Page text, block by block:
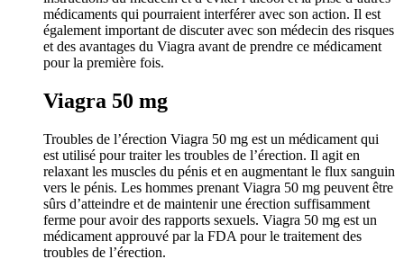
médicaments qui pourraient interférer avec son action. Il est
également important de discuter avec son médecin des risques
et des avantages du Viagra avant de prendre ce médicament
pour la première fois.
Viagra 50 mg
Troubles de l’érection Viagra 50 mg est un médicament qui
est utilisé pour traiter les troubles de l’érection. Il agit en
relaxant les muscles du pénis et en augmentant le flux sanguin
vers le pénis. Les hommes prenant Viagra 50 mg peuvent être
sûrs d’atteindre et de maintenir une érection suffisamment
ferme pour avoir des rapports sexuels. Viagra 50 mg est un
médicament approuvé par la FDA pour le traitement des
troubles de l’érection.